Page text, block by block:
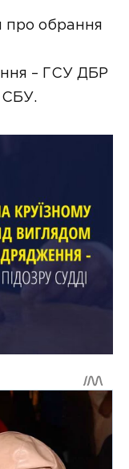
про обрання
– ГСУ ДБР
СБУ.